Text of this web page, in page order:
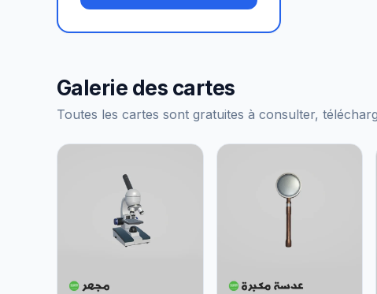
Galerie des cartes
Toutes les cartes sont gratuites à consulter,